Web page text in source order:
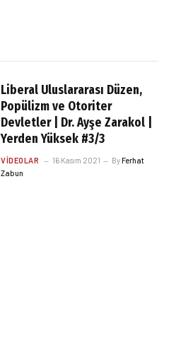
Liberal Uluslararası Düzen,
Popülizm ve Otoriter
Devletler | Dr. Ayşe Zarakol |
Yerden Yüksek #3/3
VIDEOLAR 16 Kasım 2021 ByFerhat
Zabun